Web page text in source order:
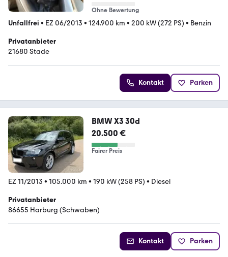
Ohne Bewertung
Unfallfrei • EZ 06/2013 • 124.900 km • 200 kW (272 PS) • Benzin
Privatanbieter
21680 Stade
Kontakt Parken
BMW X3 30d
20.500 €
Fairer Preis
EZ 11/2013 • 105.000 km • 190 kW (258 PS) • Diesel
Privatanbieter
86655 Harburg (Schwaben)
Kontakt Parken